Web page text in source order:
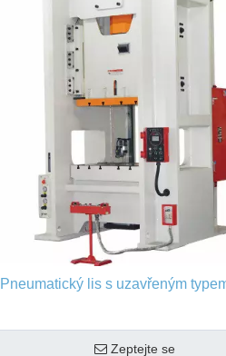
Pneumatický lis s uzavřeným
Zeptejte se